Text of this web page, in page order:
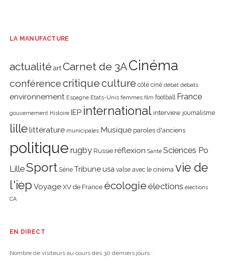
LA MANUFACTURE
actualité art Carnet de 3ACinéma
conférencecritiqueculture côté ciné débat débats
environnement Espagne Etats-Unis femmes film football France
gouvernement Histoire IEP international interview journalisme
lillelittérature municipales Musique paroles d'anciens
politique rugby Russie réflexion Santé Sciences Po
LilleSport Série Tribune usa valse avec le cinéma vie de
l'iep Voyage XV de France écologie élections élections
CA
EN DIRECT
Nombre de visiteurs au cours des 30 derniers jours :